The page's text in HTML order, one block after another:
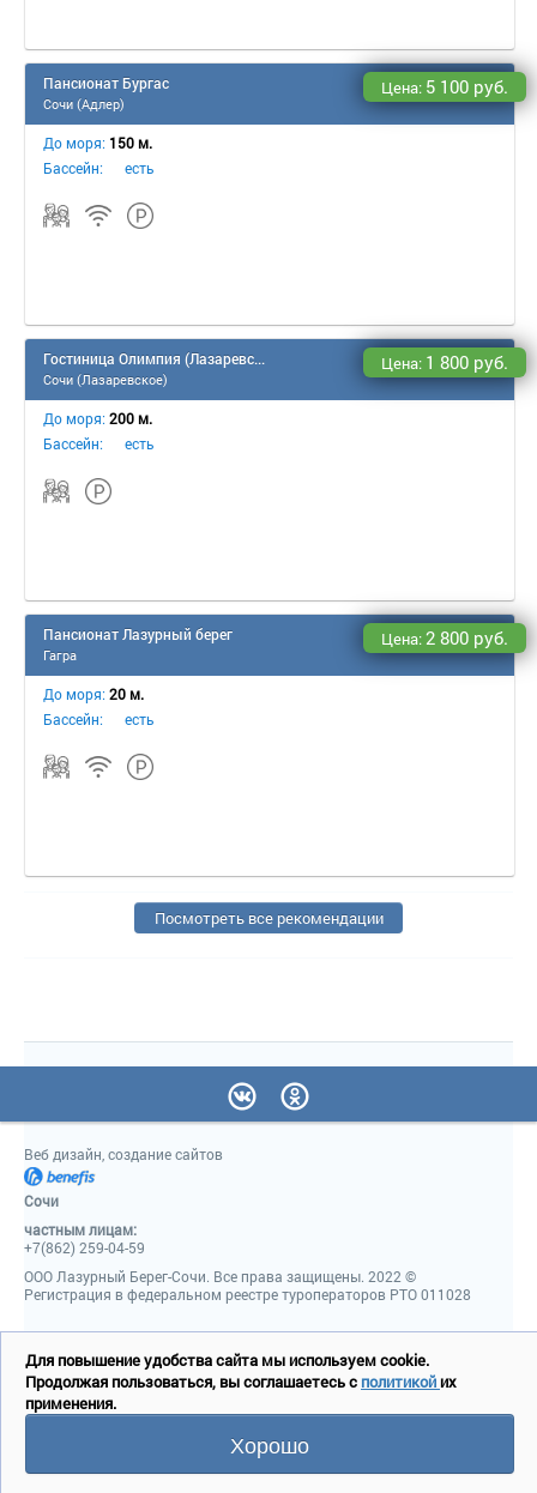
Пансионат Бургас
Сочи (Адлер)
Цена: 5 100 руб.
До моря: 150 м.
Бассейн:
есть
Гостиница Олимпия (Лазаревское)
Сочи (Лазаревское)
Цена: 1 800 руб.
До моря: 200 м.
Бассейн:
есть
Пансионат Лазурный берег
Гагра
Цена:2 800 руб.
До моря: 20 м.
Бассейн:
есть
Посмотреть все рекомендации
Веб дизайн, создание сайтов
Сочи
частным лицам:
+7(862) 259-04-59
ООО Лазурный Берег-Сочи. Все права защищены. 2022 ©
Регистрация в федеральном реестре туроператоров РТО 011028
Для повышение удобства сайта мы используем cookie.
Продолжая пользоваться, вы соглашаетесь с политикойих
применения.
Хорошо